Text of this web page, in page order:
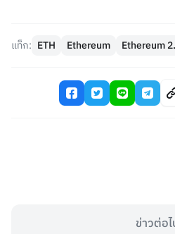
แท็ก: ETH Ethereum Ethereum
ข่าวต่อ